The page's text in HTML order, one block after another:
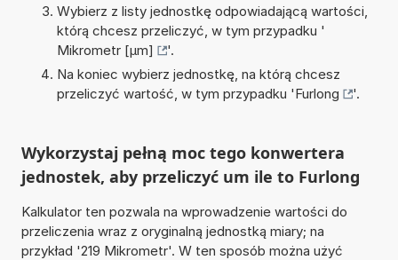
Wybierz z listy jednostkę odpowiadającą wartości,
którą chcesz przeliczyć, w tym przypadku '
Mikrometr [µm]
'.
Na koniec wybierz jednostkę, na którą chcesz
przeliczyć wartość, w tym przypadku 'Furlong '.
Wykorzystaj pełną moc tego konwertera
jednostek, aby przeliczyć um ile to Furlong
Kalkulator ten pozwala na wprowadzenie wartości do
przeliczenia wraz z oryginalną jednostką miary; na
przykład '219 Mikrometr'. W ten sposób można użyć